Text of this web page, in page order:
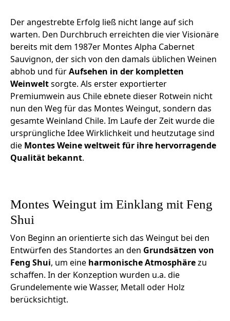
Der angestrebte Erfolg ließ nicht lange auf sich
warten. Den Durchbruch erreichten die vier Visionäre
bereits mit dem 1987er Montes Alpha Cabernet
Sauvignon, der sich von den damals üblichen Weinen
abhob und fürAufsehen in der kompletten
Weinweltsorgte. Als erster exportierter
Premiumwein aus Chile ebnete dieser Rotwein nicht
nun den Weg für das Montes Weingut, sondern das
gesamte Weinland Chile. Im Laufe der Zeit wurde die
ursprüngliche Idee Wirklichkeit und heutzutage sind
die Montes Weine weltweit für ihre hervorragende
Qualität bekannt.
Montes Weingut im Einklang mit Feng
Shui
Von Beginn an orientierte sich das Weingut bei den
Entwürfen des Standortes an den Grundsätzen von
Feng Shui, um eine harmonische Atmosphärezu
schaffen. In der Konzeption wurden u.a. die
Grundelemente wie Wasser, Metall oder Holz
berücksichtigt.